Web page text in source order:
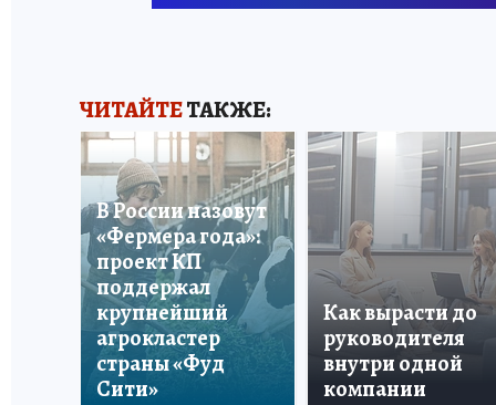
ЧИТАЙТЕТАКЖЕ:
В России назовут
«Фермера года»:
проект КП
поддержал
крупнейший
агрокластер
страны «Фуд
Сити»
Как вырасти до
руководителя
внутри одной
компании